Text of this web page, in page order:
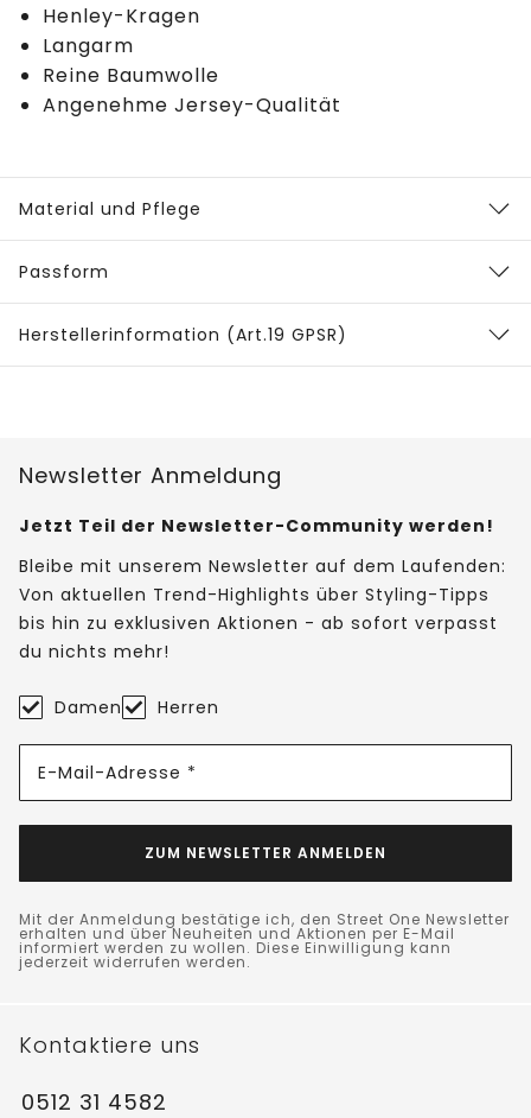
Henley-Kragen
Langarm
Reine Baumwolle
Angenehme Jersey-Qualität
Material und Pflege
Passform
Herstellerinformation (Art.19 GPSR)
Newsletter Anmeldung
Jetzt Teil der Newsletter-Community werden!
Bleibe mit unserem Newsletter auf dem Laufenden:
Von aktuellen Trend-Highlights über Styling-Tipps
bis hin zu exklusiven Aktionen - ab sofort verpasst
du nichts mehr!
Damen Herren
E-Mail-Adresse *
ZUM NEWSLETTER ANMELDEN
Mit der Anmeldung bestätige ich, den Street One Newsletter
erhalten und über Neuheiten und Aktionen per E-Mail
informiert werden zu wollen. Diese Einwilligung kann
jederzeit widerrufen werden.
Kontaktiere uns
0512 31 4582